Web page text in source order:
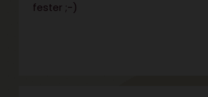
fester ;-)